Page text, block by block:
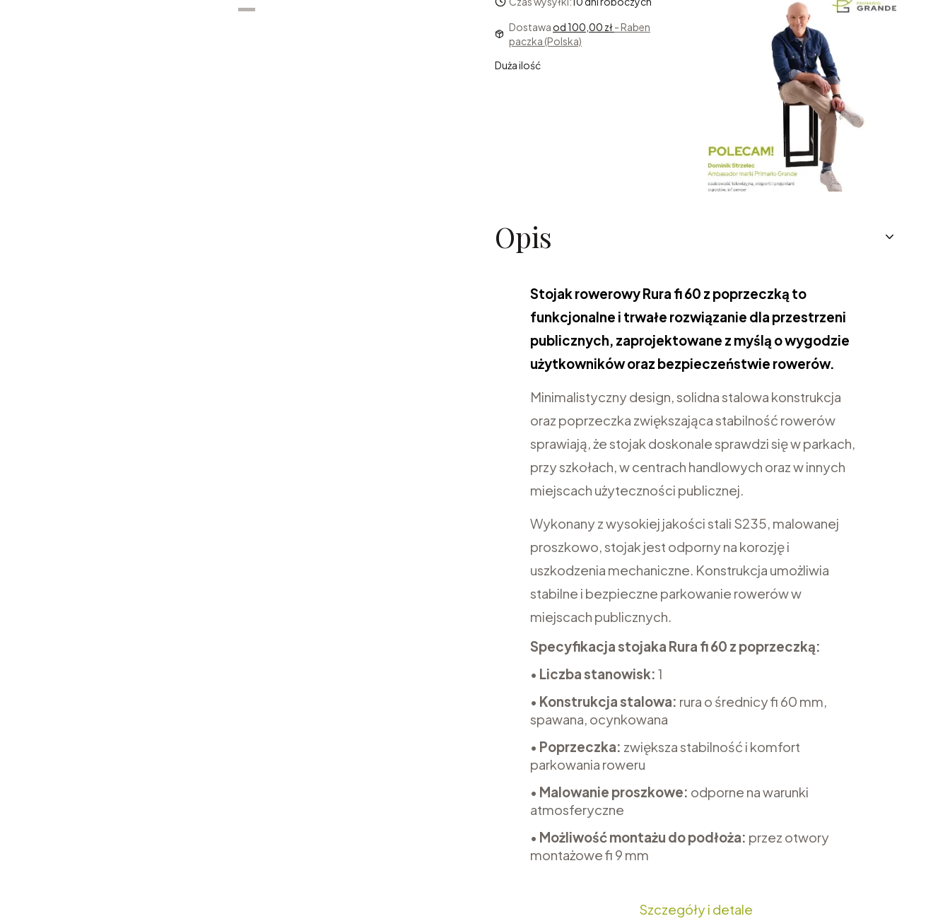
Dostawa od 100,00 zł- Raben
paczka (Polska)
Duża ilość
Opis
Stojak rowerowy Rura fi 60 z poprzeczką to
funkcjonalne i trwałe rozwiązanie dla przestrzeni
publicznych, zaprojektowane z myślą o wygodzie
użytkowników oraz bezpieczeństwie rowerów.
Minimalistyczny design, solidna stalowa konstrukcja
oraz poprzeczka zwiększająca stabilność rowerów
sprawiają, że stojak doskonale sprawdzi się w parkach,
przy szkołach, w centrach handlowych oraz w innych
miejscach użyteczności publicznej.
Wykonany z wysokiej jakości stali S235, malowanej
proszkowo, stojak jest odporny na korozję i
uszkodzenia mechaniczne. Konstrukcja umożliwia
stabilne i bezpieczne parkowanie rowerów w
miejscach publicznych.
Specyfikacja stojaka Rura fi 60 z poprzeczką:
• Liczba stanowisk: 1
• Konstrukcja stalowa: rura o średnicy fi 60 mm,
spawana, ocynkowana
• Poprzeczka: zwiększa stabilność i komfort
parkowania roweru
• Malowanie proszkowe: odporne na warunki
atmosferyczne
• Możliwość montażu do podłoża: przez otwory
montażowe fi 9 mm
Szczegóły i detale